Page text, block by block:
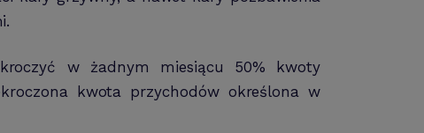
w żadnym miesiącu 50% kwoty
kwota przychodów określona w